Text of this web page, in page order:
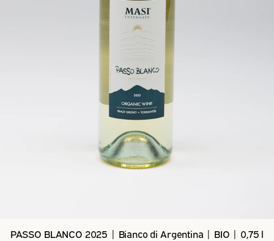
PASSO BLANCO 2025 | Bianco di Argentina | BIO | 0,75 l